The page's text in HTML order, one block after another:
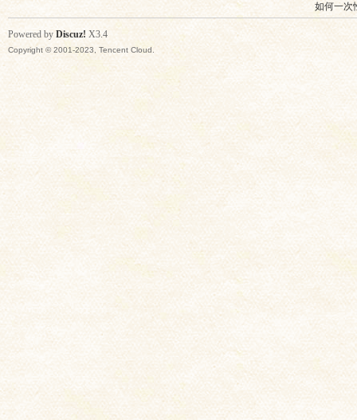
如何一次
Powered by Discuz! X3.4
Copyright © 2001-2023, Tencent Cloud.